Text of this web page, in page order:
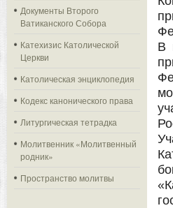
Документы Второго
Ватиканского Собора
Катехизис Католической
Церкви
Католическая энциклопедия
Кодекс канонического права
Литургическая тетрадка
Молитвенник «Молитвенный
родник»
Пространство молитвы
В